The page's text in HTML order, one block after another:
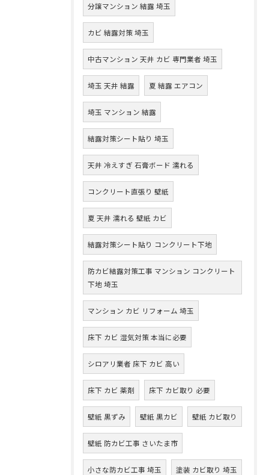
分譲マンション 結露 埼玉
カビ 結露対策 埼玉
中古マンション 天井 カビ 専門業者 埼玉
埼玉 天井 結露 夏 結露 エアコン
埼玉 マンション 結露
結露対策シート貼り 埼玉
天井 冷えすぎ 石膏ボード 濡れる
コンクリート直張り 壁紙
夏 天井 濡れる 壁紙 カビ
結露対策シート貼り コンクリート下地
防カビ結露対策工事 マンション コンクリート
下地 埼玉
マンション カビ リフォーム 埼玉
床下 カビ 湿気対策 本当に必要
シロアリ業者 床下 カビ 高い
床下 カビ 薬剤 床下 カビ取り 必要
壁紙 黒ずみ 壁紙 黒カビ 壁紙 カビ取り
壁紙 防カビ工事 さいたま市
小さな防カビ工事 埼玉 塗装 カビ取り 埼玉